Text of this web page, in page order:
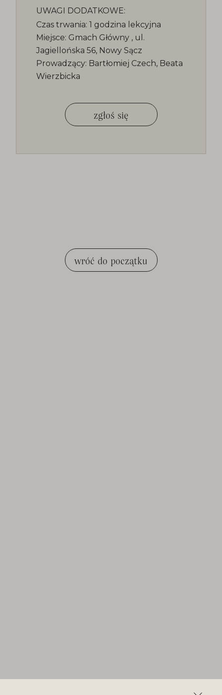
UWAGI DODATKOWE:
Czas trwania: 1 godzina lekcyjna
Miejsce: Gmach Główny , ul.
Jagiellońska 56, Nowy Sącz
Prowadzący: Bartłomiej Czech, Beata
Wierzbicka
zgłoś się
wróć do początku